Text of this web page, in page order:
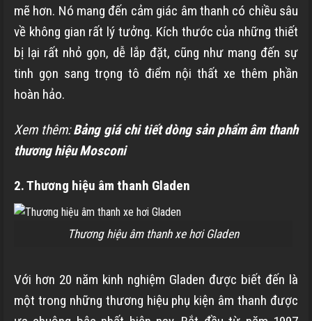
mẽ hơn. Nó mang đến cảm giác âm thanh có chiều sâu
về không gian rất lý tưởng. Kích thước của những thiết
bị lại rất nhỏ gọn, dễ lắp đặt, cũng như mang đến sự
tinh gọn sang trọng tô điểm nội thất xe thêm phần
hoàn hảo.
Xem thêm:Bảng giá chi tiết dòng sản phẩm âm thanh
thương hiệu Mosconi
2. Thương hiệu âm thanh Gladen
Thương hiệu âm thanh xe hơi Gladen
Với hơn 20 năm kinh nghiệm Gladen được biết đến là
một trong những thương hiệu phụ kiện âm thanh được